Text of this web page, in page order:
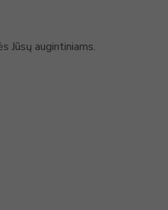
Jūsų augintiniams.